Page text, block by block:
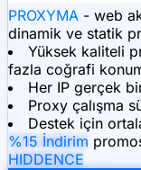
PROXYMA - web
dinamik ve statik
Yüksek kaliteli
fazla coğrafi
Her IP gerçek
Proxy çalışma
Destek için
%15 İndirim
HIDDENCE